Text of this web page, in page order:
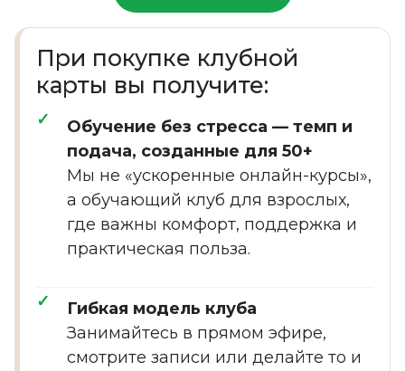
При покупке клубной
карты вы получите:
Обучение без стресса — темп и
подача, созданные для 50+
Мы не «ускоренные онлайн-курсы»,
а обучающий клуб для взрослых,
где важны комфорт, поддержка и
практическая польза.
Гибкая модель клуба
Занимайтесь в прямом эфире,
смотрите записи или делайте то и